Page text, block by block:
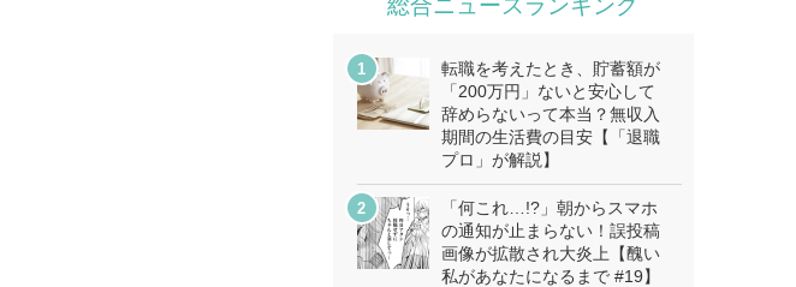
総合ニュースランキング
転職を考えたとき、貯蓄額が
「200万円」ないと安心して
辞めらないって本当？無収入
期間の生活費の目安【「退職
プロ」が解説】
「何これ…!?」朝からスマホ
の通知が止まらない！誤投稿
画像が拡散され大炎上【醜い
私があなたになるまで #19】